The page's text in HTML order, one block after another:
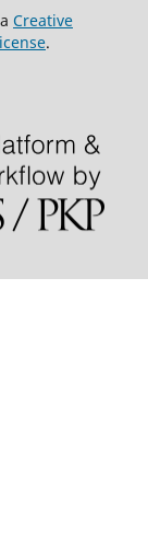
Creative
.